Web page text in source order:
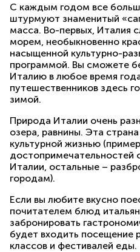
С каждым годом все
штурмуют знаменитый
масса. Во-первых, Италия
морем, необыкновенно
насыщенной культурно-
программой. Вы сможете
Италию в любое время
путешественников здесь
зимой.
Природа Италии очень
озера, равнины. Эта
культурной жизнью
достопримечательностей
Италии, остальные –
городам).
Если вы любите вкусно
почитателем блюд
забронировать
будет входить посещение
классов и фестивалей еды.